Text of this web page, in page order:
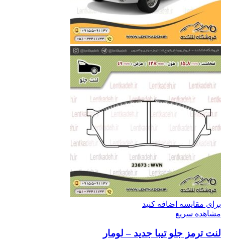
برای مقایسه اضافه کنید
مشاهده سریع
لنت ترمز جلو تیبا جدید – لومار